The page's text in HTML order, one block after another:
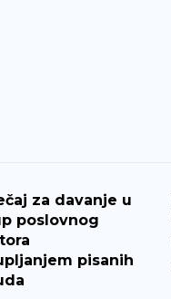
za davanje u
poslovnog
pisanih